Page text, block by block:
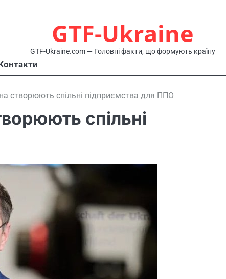
GTF-Ukraine
GTF-Ukraine.com — Головні факти, що формують країну
створюють спільні підприємства для ППО
спільні